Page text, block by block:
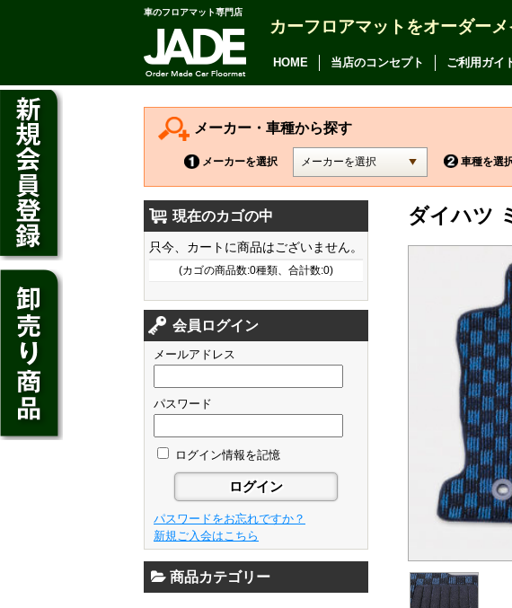
車のフロアマット専門店
カーフロアマットをオーダーメ
HOME 当店のコンセプト ご利用ガイ
メーカー・車種から探す
メーカーを選択 車種を選
ダイハツ
現在のカゴの中
只今、カートに商品はございません。
(カゴの商品数:0種類、合計数:0)
会員ログイン
メールアドレス
パスワード
ログイン情報を記憶
パスワードをお忘れですか？
新規ご入会はこちら
商品カテゴリー
CT200h
HS250h
GS
GS F
NX
RX
LX570
RC
アルファード
ヴェルファイア
カムリ
カローラ アクシオ
プレミオ
プリウス
SAI
クラウン アスリート
クラウン マジェスタ
クラウン ロイヤル
アベンシス
カローラ フィールダー
プリウスα
FJクルーザー
CH-R
ハリアー
デイズ
デイズ ルークス
ジューク
ノート
キューブ
セレナ
エルグランド
エクストレイル
ティアナ
フィット
シャトル
ジェイド
フリード
N-ONE
N-BOX
N-BOX SLASH
N-BOX+
フレア
フレアワゴン
フレアクロスオーバー
キャロル
デミオ
アクセラ スポーツ
レガシィ B4
レガシィ アウトバック
ミラ イース